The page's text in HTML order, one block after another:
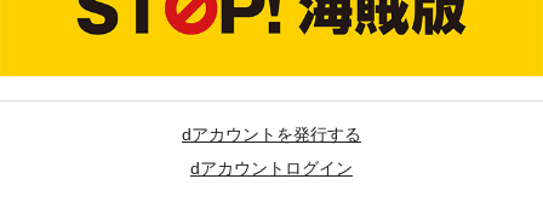
dアカウントを発行する
dアカウントログイン